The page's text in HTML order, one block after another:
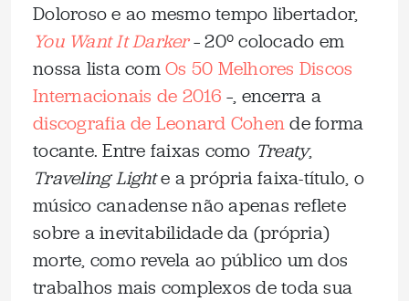
Doloroso e ao mesmo tempo libertador,
You Want It Darker– 20º colocado em
nossa lista comOs 50 Melhores Discos
Internacionais de 2016 –, encerra a
discografia de Leonard Cohende forma
tocante. Entre faixas como Treaty,
Traveling Lighte a própria faixa-título, o
músico canadense não apenas reflete
sobre a inevitabilidade da (própria)
morte, como revela ao público um dos
trabalhos mais complexos de toda sua